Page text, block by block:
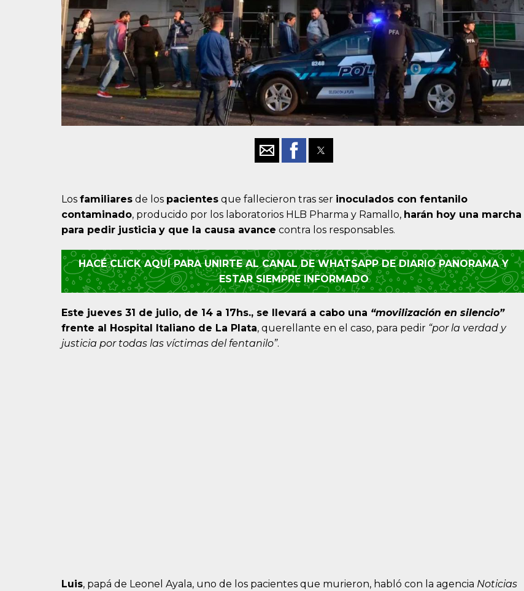
Los familiares de los pacientes que fallecieron tras ser inoculados con fentanilo
contaminado, producido por los laboratorios HLB Pharma y Ramallo, harán hoy una marcha
para pedir justicia y que la causa avance contra los responsables.
HACÉ CLICK AQUÍ PARA UNIRTE AL CANAL DE WHATSAPP DE DIARIO PANORAMA Y
ESTAR SIEMPRE INFORMADO
Este jueves 31 de julio, de 14 a 17hs., se llevará a cabo una “movilización en silencio”
frente al Hospital Italiano de La Plata, querellante en el caso, para pedir “por la verdad y
justicia por todas las víctimas del fentanilo”.
Luis, papá de Leonel Ayala, uno de los pacientes que murieron, habló con la agencia Noticias